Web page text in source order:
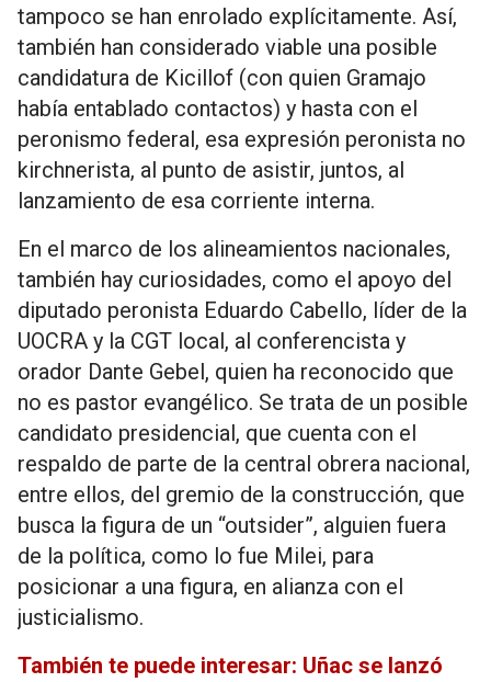
tampoco se han enrolado explícitamente. Así,
también han considerado viable una posible
candidatura de Kicillof (con quien Gramajo
había entablado contactos) y hasta con el
peronismo federal, esa expresión peronista no
kirchnerista, al punto de asistir, juntos, al
lanzamiento de esa corriente interna.
En el marco de los alineamientos nacionales,
también hay curiosidades, como el apoyo del
diputado peronista Eduardo Cabello, líder de la
UOCRA y la CGT local, al conferencista y
orador Dante Gebel, quien ha reconocido que
no es pastor evangélico. Se trata de un posible
candidato presidencial, que cuenta con el
respaldo de parte de la central obrera nacional,
entre ellos, del gremio de la construcción, que
busca la figura de un “outsider”, alguien fuera
de la política, como lo fue Milei, para
posicionar a una figura, en alianza con el
justicialismo.
También te puede interesar: Uñac se lanzó